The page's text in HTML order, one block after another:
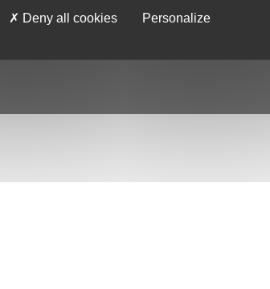
Deny all cookies Personalize